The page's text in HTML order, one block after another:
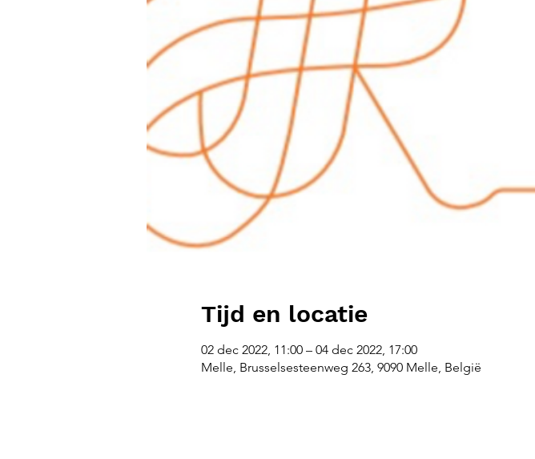
Tijd en locatie
02 dec 2022, 11:00 – 04 dec 2022, 17:00
Melle, Brusselsesteenweg 263, 9090 Melle, België